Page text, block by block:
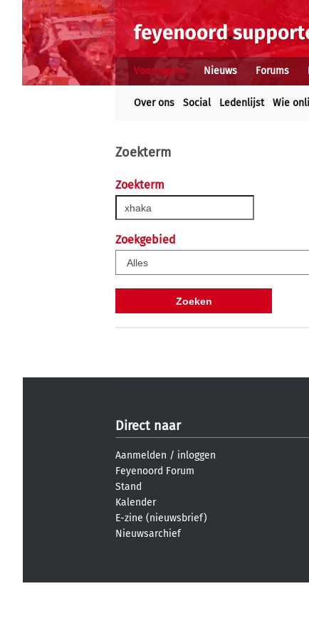
Voorpagina Nieuws Forums
Over ons Social Ledenlijst Wie
Zoekterm
Zoekterm
Zoekgebied
Direct naar
Aanmelden / inloggen
Feyenoord Forum
Stand
Kalender
E-zine (nieuwsbrief)
Nieuwsarchief